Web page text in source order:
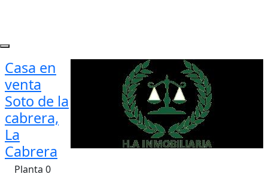
Casa en
venta
Soto de la
cabrera,
La
Cabrera
Planta 0